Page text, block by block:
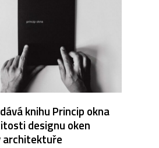
knihu Princip okna
designu oken
architektuře